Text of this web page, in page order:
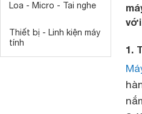
Loa - Micro - Tai nghe
Thiết bị - Linh kiện máy
tính
với
1.